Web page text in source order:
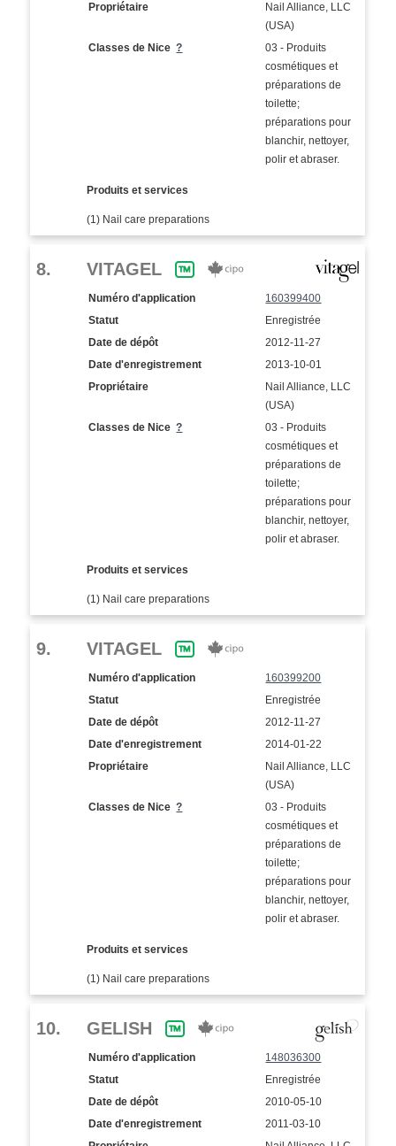
Propriétaire
Nail Alliance, LLC
(USA)
Classes de Nice?
03 - Produits
cosmétiques et
préparations de
toilette;
préparations pour
blanchir, nettoyer,
polir et abraser.
Produits et services
(1) Nail care preparations
8. VITAGEL
Numéro d'application
160399400
Statut
Enregistrée
Date de dépôt
2012-11-27
Date d'enregistrement
2013-10-01
Propriétaire
Nail Alliance, LLC
(USA)
Classes de Nice?
03 - Produits
cosmétiques et
préparations de
toilette;
préparations pour
blanchir, nettoyer,
polir et abraser.
Produits et services
(1) Nail care preparations
9. VITAGEL
Numéro d'application
160399200
Statut
Enregistrée
Date de dépôt
2012-11-27
Date d'enregistrement
2014-01-22
Propriétaire
Nail Alliance, LLC
(USA)
Classes de Nice?
03 - Produits
cosmétiques et
préparations de
toilette;
préparations pour
blanchir, nettoyer,
polir et abraser.
Produits et services
(1) Nail care preparations
10. GELISH
Numéro d'application
148036300
Statut
Enregistrée
Date de dépôt
2010-05-10
Date d'enregistrement
2011-03-10